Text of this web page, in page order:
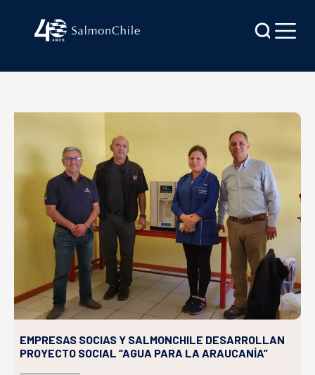
EMPRESAS SOCIAS Y SALMONCHILE DESARROLLAN
PROYECTO SOCIAL “AGUA PARA LA ARAUCANÍA”